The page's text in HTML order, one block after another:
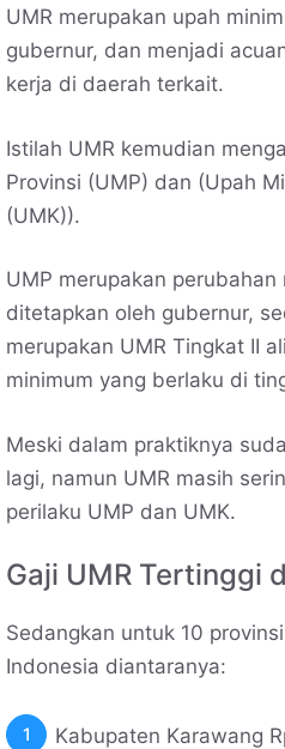
UMR merupakan upah
gubernur, dan menjadi
kerja di daerah terkait.
Istilah UMR kemudian
Provinsi (UMP) dan (Upah
(UMK)).
UMP merupakan
ditetapkan oleh gubernur,
merupakan UMR Tingkat II
minimum yang berlaku di
Meski dalam praktiknya
lagi, namun UMR masih
perilaku UMP dan UMK.
Gaji UMR Tertinggi
Sedangkan untuk 10
Indonesia diantaranya:
Kabupaten Karawang